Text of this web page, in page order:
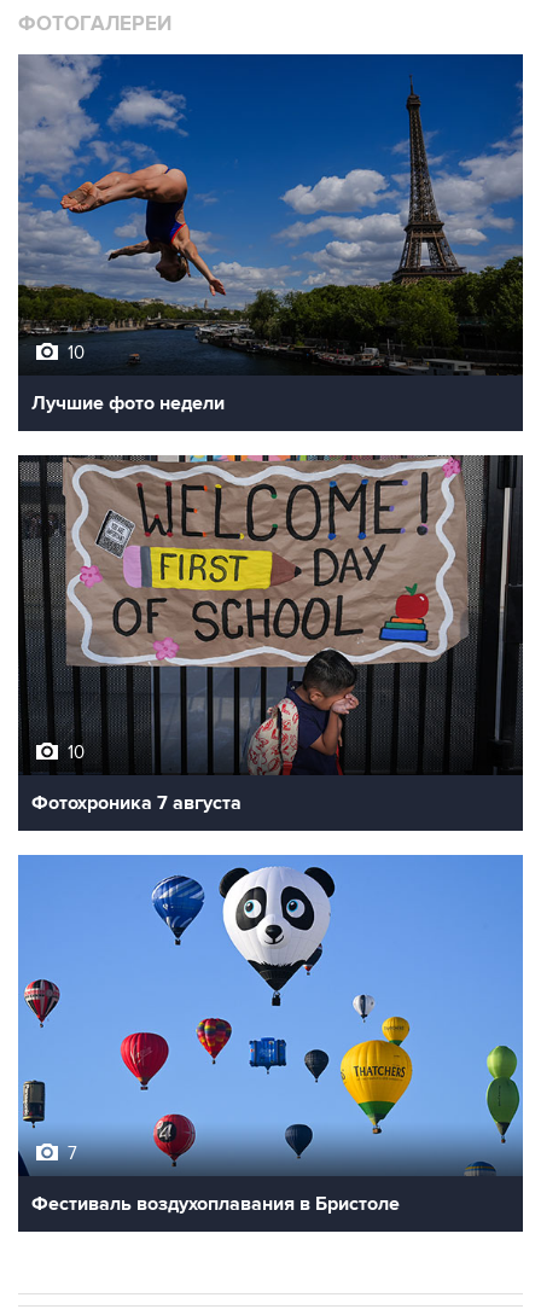
ФОТОГАЛЕРЕИ
10
Лучшие фото недели
10
Фотохроника 7 августа
7
Фестиваль воздухоплавания в Бристоле